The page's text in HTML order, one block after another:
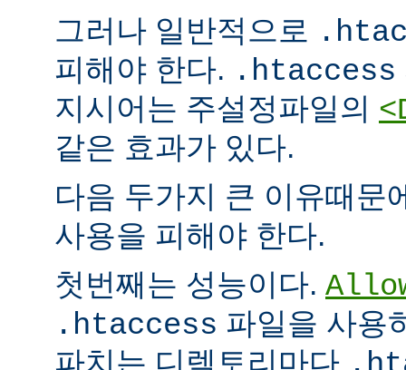
그러나 일반적으로
피해야 한다. .htaccess
지시어는 주설정파일의
같은 효과가 있다.
다음 두가지 큰 이유때문
사용을 피해야 한다.
첫번째는 성능이다.
.htaccess 파일을 사용
파치는 디렉토리마다